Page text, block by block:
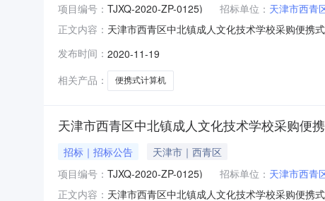
项目编号： TJXQ-2020-ZP-0125) 招标单位： 天津市西青
正文内容： 天津市西青区中北镇成人文化技术学校采购便携
下：一、项目名称和编号1.项目名称：天津市西
1.中标供应
发布时间： 2020-11-19
相关产品：
便携式计算机
天津市西青区中北镇成人文化技术学校采购便
招标｜招标公告
天津市｜西青区
项目编号： TJXQ-2020-ZP-0125) 招标单位： 天津市西青
正文内容： 天津市西青区中北镇成人文化技术学校采购便携